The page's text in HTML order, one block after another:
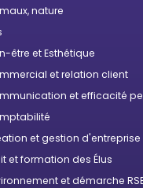
nature
être et Esthétique
et relation client
et efficacité
et gestion d'entreprise
et formation des Élus
et démarche